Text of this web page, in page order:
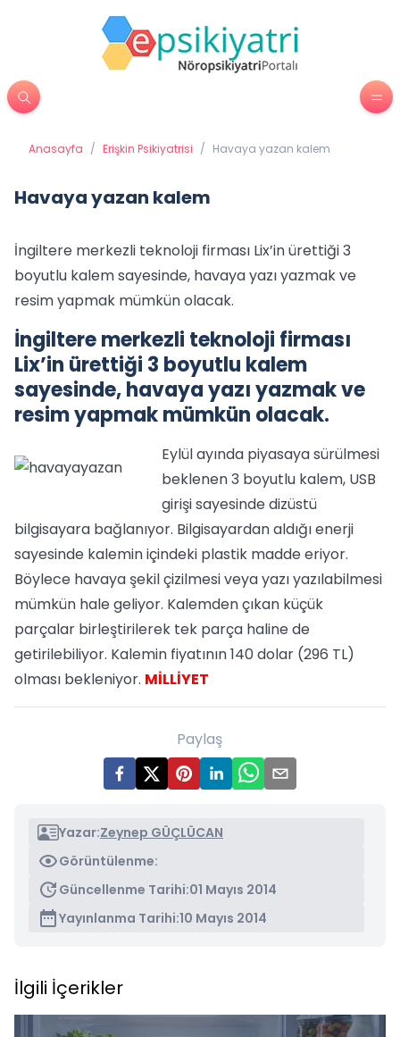
Anasayfa / Erişkin Psikiyatrisi / Havaya yazan kalem
Havaya yazan kalem
İngiltere merkezli teknoloji firması Lix’in ürettiği 3
boyutlu kalem sayesinde, havaya yazı yazmak ve
resim yapmak mümkün olacak.
İngiltere merkezli teknoloji firması
Lix’in ürettiği 3 boyutlu kalem
sayesinde, havaya yazı yazmak ve
resim yapmak mümkün olacak.
Eylül ayında piyasaya sürülmesi
beklenen 3 boyutlu kalem, USB
girişi sayesinde dizüstü
bilgisayara bağlanıyor. Bilgisayardan aldığı enerji
sayesinde kalemin içindeki plastik madde eriyor.
Böylece havaya şekil çizilmesi veya yazı yazılabilmesi
mümkün hale geliyor. Kalemden çıkan küçük
parçalar birleştirilerek tek parça haline de
getirilebiliyor. Kalemin fiyatının 140 dolar (296 TL)
olması bekleniyor. MİLLİYET
Paylaş
Yazar:Zeynep GÜÇLÜCAN
Görüntülenme:
Güncellenme Tarihi:01 Mayıs 2014
Yayınlanma Tarihi:10 Mayıs 2014
İlgili İçerikler